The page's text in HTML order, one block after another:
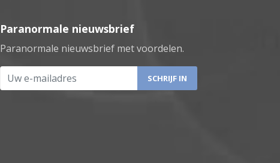
Paranormale nieuwsbrief
Paranormale nieuwsbrief met voordelen.
Uw e-mailadres